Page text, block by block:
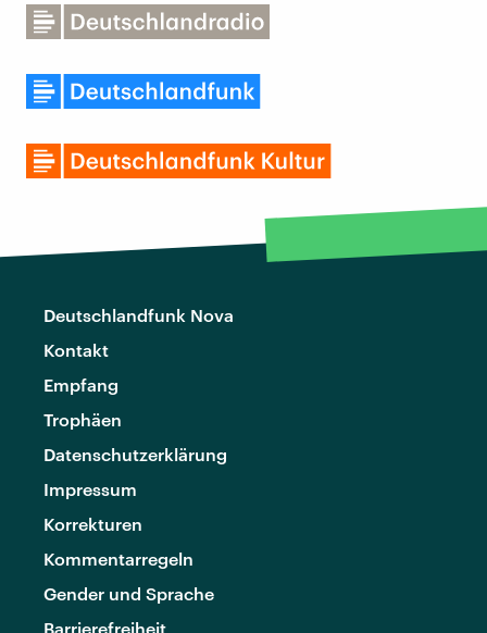
Deutschlandfunk Nova
Kontakt
Empfang
Trophäen
Datenschutzerklärung
Impressum
Korrekturen
Kommentarregeln
Gender und Sprache
Barrierefreiheit